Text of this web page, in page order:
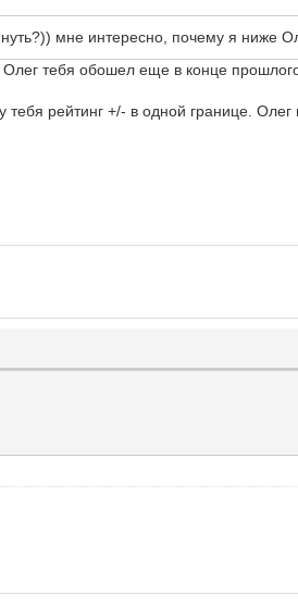
мне интересно, почему я ниже
тебя обошел еще в конце
рейтинг +/- в одной границе. Олег